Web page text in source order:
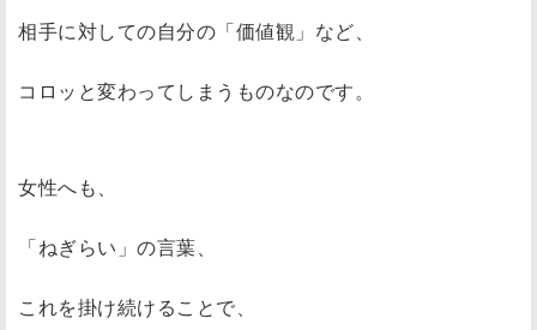
相手に対しての自分の「価値観」など、
コロッと変わってしまうものなのです。
女性へも、
「ねぎらい」の言葉、
これを掛け続けることで、